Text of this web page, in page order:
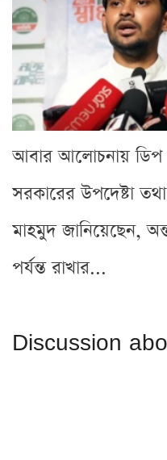
আবার আলোচনায় ডিপ
সরকারের উপদেষ্টা
মাহমুদ জানিয়েছেন,
পর্যন্ত রাখার...
Discussion